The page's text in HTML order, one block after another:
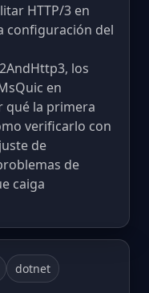
HTTP/3 en
configuración del
los
en
qué la primera
verificarlo con
de
de
caiga
dotnet